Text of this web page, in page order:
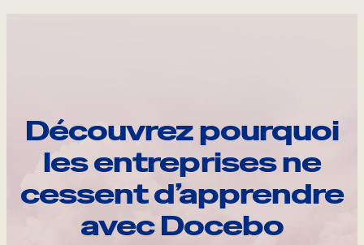
Découvrez pourquoi
les entreprises ne
cessent d’apprendre
avec Docebo